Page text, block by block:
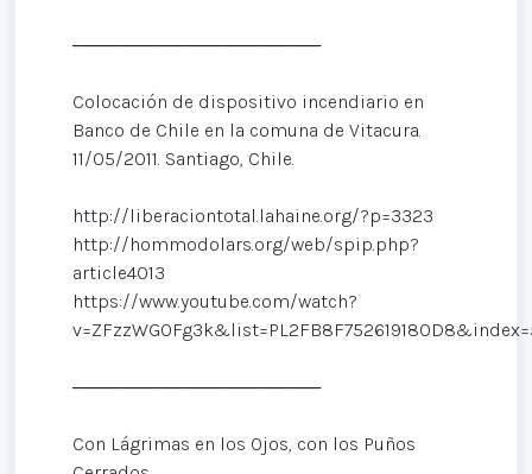
───────────────────
Colocación de dispositivo incendiario en
Banco de Chile en la comuna de Vitacura.
11/05/2011. Santiago, Chile.
http://liberaciontotal.lahaine.org/?p=3323
http://hommodolars.org/web/spip.php?
article4013
https://www.youtube.com/watch?
───────────────────
Con Lágrimas en los Ojos, con los Puños